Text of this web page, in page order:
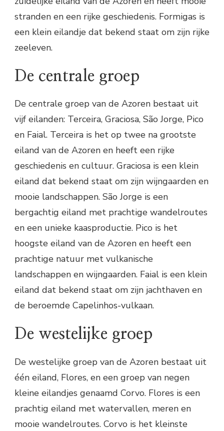
stranden en een rijke geschiedenis. Formigas is
een klein eilandje dat bekend staat om zijn rijke
zeeleven.
De centrale groep
De centrale groep van de Azoren bestaat uit
vijf eilanden: Terceira, Graciosa, São Jorge, Pico
en Faial. Terceira is het op twee na grootste
eiland van de Azoren en heeft een rijke
geschiedenis en cultuur. Graciosa is een klein
eiland dat bekend staat om zijn wijngaarden en
mooie landschappen. São Jorge is een
bergachtig eiland met prachtige wandelroutes
en een unieke kaasproductie. Pico is het
hoogste eiland van de Azoren en heeft een
prachtige natuur met vulkanische
landschappen en wijngaarden. Faial is een klein
eiland dat bekend staat om zijn jachthaven en
de beroemde Capelinhos-vulkaan.
De westelijke groep
De westelijke groep van de Azoren bestaat uit
één eiland, Flores, en een groep van negen
kleine eilandjes genaamd Corvo. Flores is een
prachtig eiland met watervallen, meren en
mooie wandelroutes. Corvo is het kleinste